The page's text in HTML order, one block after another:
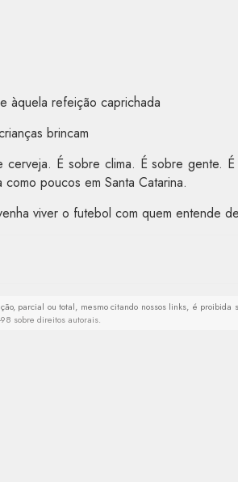
àquela refeição caprichada
brincam
É sobre clima. É sobre gente.
poucos em Santa Catarina.
viver o futebol com quem entende
parcial ou total, mesmo citando nossos links, é proibida
98 sobre direitos autorais.